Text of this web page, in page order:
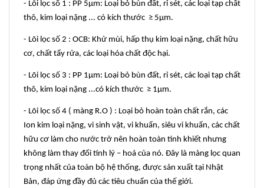
- Lõi lọc số 1 : PP 5µm: Loại bỏ bùn đất, rỉ sét, các loại tạp chất
thô, kim loại nặng ... có kích thước ≥ 5µm.
- Lõi lọc số 2 : OCB: Khử mùi, hấp thụ kim loại nặng, chất hữu
cơ, chất tẩy rửa, các loại hóa chất độc hại.
- Lõi lọc số 3 : PP 1µm: Loại bỏ bùn đất, rỉ sét, các loại tạp chất
thô, kim loại nặng ...có kích thước ≥ 1µm.
- Lõi lọc số 4 ( màng R.O ) : Loại bỏ hoàn toàn chất rắn, các
Ion kim loại nặng, vi sinh vật, vi khuẩn, siêu vi khuẩn, các chất
hữu cơ làm cho nước trở nên hoàn toàn tinh khiết nhưng
không làm thay đổi tính lý – hoá của nó. Đây là màng lọc quan
trọng nhất của toàn bộ hệ thống, được sản xuất tại Nhật
Bản, đáp ứng đầy đủ các tiêu chuẩn của thế giới.